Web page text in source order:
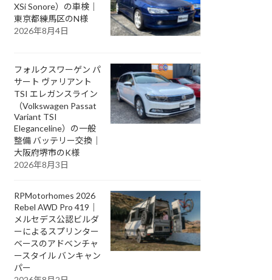
XSi Sonore）の車検｜
東京都練馬区のN様
2026年8月4日
フォルクスワーゲン パ
サート ヴァリアント
TSI エレガンスライン
（Volkswagen Passat
Variant TSI
Eleganceline）の一般
整備 バッテリー交換｜
大阪府堺市のK様
2026年8月3日
RPMotorhomes 2026
Rebel AWD Pro 419｜
メルセデス公認ビルダ
ーによるスプリンター
ベースのアドベンチャ
ースタイル バンキャン
パー